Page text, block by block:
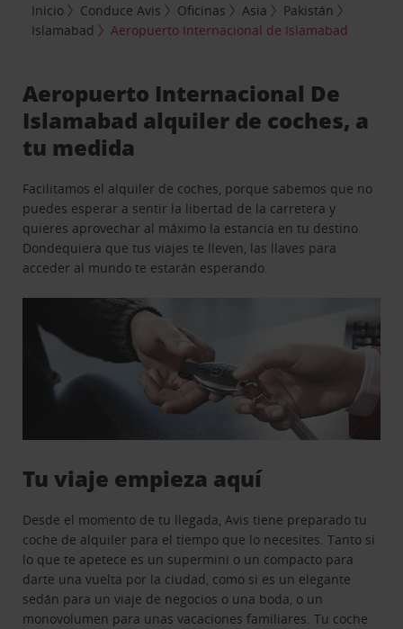
Inicio Conduce Avis Oficinas Asia
Pakistán
Islamabad
Aeropuerto Internacional de Islamabad
Aeropuerto Internacional De
Islamabad alquiler de coches, a
tu medida
Facilitamos el alquiler de coches, porque sabemos que no
puedes esperar a sentir la libertad de la carretera y
quieres aprovechar al máximo la estancia en tu destino.
Dondequiera que tus viajes te lleven, las llaves para
acceder al mundo te estarán esperando.
Tu viaje empieza aquí
Desde el momento de tu llegada, Avis tiene preparado tu
coche de alquiler para el tiempo que lo necesites. Tanto si
lo que te apetece es un supermini o un compacto para
darte una vuelta por la ciudad, como si es un elegante
sedán para un viaje de negocios o una boda, o un
monovolumen para unas vacaciones familiares. Tu coche